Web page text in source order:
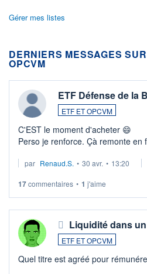
Gérer mes listes
DERNIERS MESSAGES
OPCVM
ETF Défense de la
ETF ET OPCVM
C'EST le moment d'acheter 😄​
Perso je renforce. Çà remonte en
Investissement long terme tip top
par Renaud.S. • 30 avr. • 13:20
17commentaires • 1 j'aime
Liquidité dans
ETF ET OPCVM
Quel titre est agréé pour